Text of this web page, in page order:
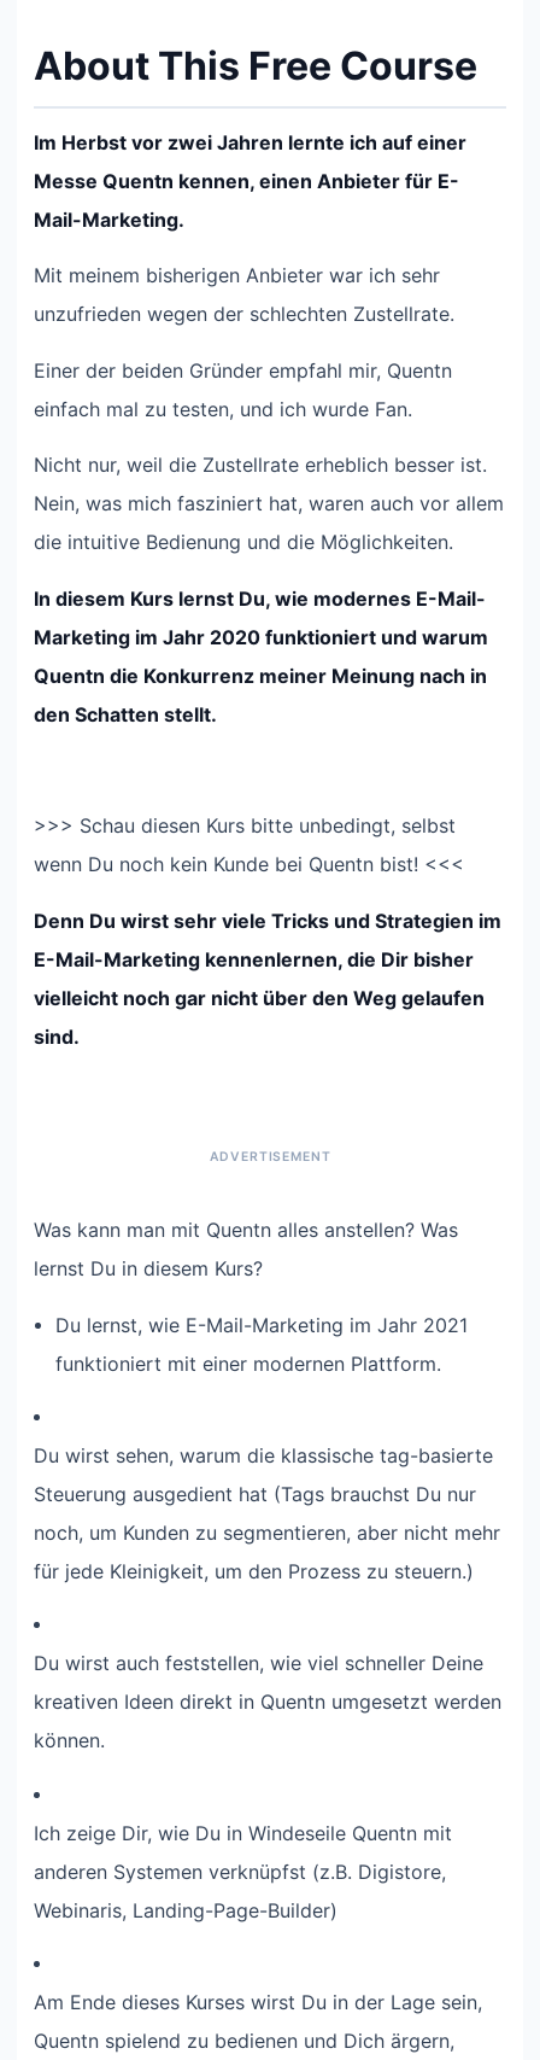
About This Free Course
Im Herbst vor zwei Jahren lernte ich auf einer
Messe Quentn kennen, einen Anbieter für E-
Mail-Marketing.
Mit meinem bisherigen Anbieter war ich sehr
unzufrieden wegen der schlechten Zustellrate.
Einer der beiden Gründer empfahl mir, Quentn
einfach mal zu testen, und ich wurde Fan.
Nicht nur, weil die Zustellrate erheblich besser ist.
Nein, was mich fasziniert hat, waren auch vor allem
die intuitive Bedienung und die Möglichkeiten.
In diesem Kurs lernst Du, wie modernes E-Mail-
Marketing im Jahr 2020 funktioniert und warum
Quentn die Konkurrenz meiner Meinung nach in
den Schatten stellt.
>>> Schau diesen Kurs bitte unbedingt, selbst
wenn Du noch kein Kunde bei Quentn bist! <<<
Denn Du wirst sehr viele Tricks und Strategien im
E-Mail-Marketing kennenlernen, die Dir bisher
vielleicht noch gar nicht über den Weg gelaufen
sind.
Was kann man mit Quentn alles anstellen? Was
lernst Du in diesem Kurs?
Du lernst, wie E-Mail-Marketing im Jahr 2021
funktioniert mit einer modernen Plattform.
Du wirst sehen, warum die klassische tag-basierte
Steuerung ausgedient hat (Tags brauchst Du nur
noch, um Kunden zu segmentieren, aber nicht mehr
für jede Kleinigkeit, um den Prozess zu steuern.)
Du wirst auch feststellen, wie viel schneller Deine
kreativen Ideen direkt in Quentn umgesetzt werden
können.
Ich zeige Dir, wie Du in Windeseile Quentn mit
anderen Systemen verknüpfst (z.B. Digistore,
Webinaris, Landing-Page-Builder)
Am Ende dieses Kurses wirst Du in der Lage sein,
Quentn spielend zu bedienen und Dich ärgern,